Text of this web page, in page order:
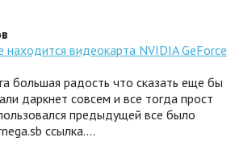
находится видеокарта NVIDIA GeForce
большая радость что сказать еще бы
даркнет совсем и все тогда прост
предыдущей все было
ссылка.…